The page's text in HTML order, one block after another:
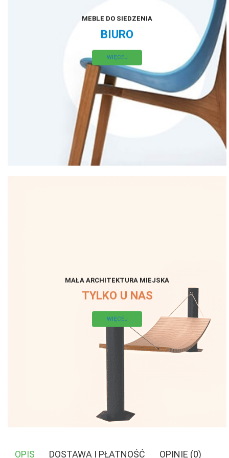
MEBLE DO SIEDZENIA
BIURO
WIĘCEJ
MAŁA ARCHITEKTURA MIEJSKA
TYLKO U NAS
WIĘCEJ
OPIS DOSTAWA I PŁATNOŚĆ OPINIE (0)